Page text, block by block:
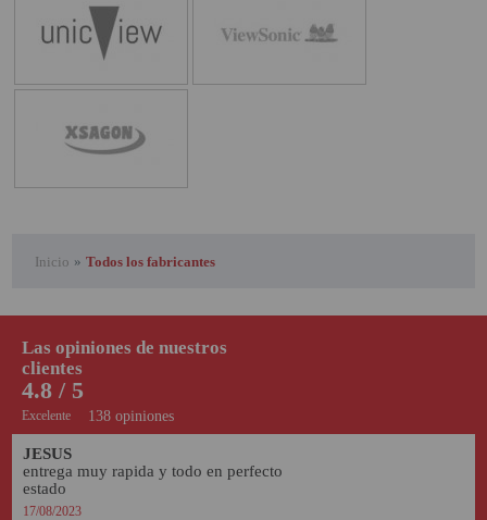
PROYECTOR PARA
MUNDIAL 2026
SUPER OFERTAS
¿QUÉ MODELO NECESITO?
OFERTAS DESTACADAS
PANTALLAS DE
PROYECCIÓN
Inicio » Todos los fabricantes
138 opiniones
4.8 / 5
Excelente
Las opiniones de nuestros
clientes
JESUS
entrega muy rapida y todo en perfecto
estado
17/08/2023